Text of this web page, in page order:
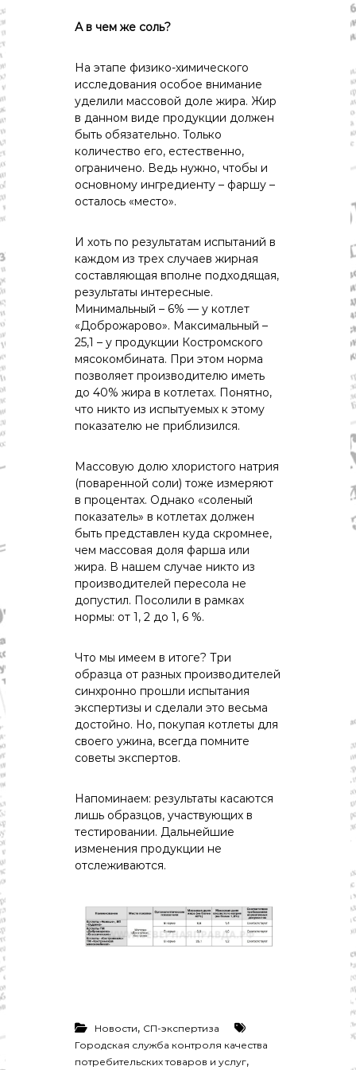
А в чем же соль?
На этапе физико-химического
исследования особое внимание
уделили массовой доле жира. Жир
в данном виде продукции должен
быть обязательно. Только
количество его, естественно,
ограничено. Ведь нужно, чтобы и
основному ингредиенту – фаршу –
осталось «место».
И хоть по результатам испытаний в
каждом из трех случаев жирная
составляющая вполне подходящая,
результаты интересные.
Минимальный – 6% — у котлет
«Доброжарово». Максимальный –
25,1 – у продукции Костромского
мясокомбината. При этом норма
позволяет производителю иметь
до 40% жира в котлетах. Понятно,
что никто из испытуемых к этому
показателю не приблизился.
Массовую долю хлористого натрия
(поваренной соли) тоже измеряют
в процентах. Однако «соленый
показатель» в котлетах должен
быть представлен куда скромнее,
чем массовая доля фарша или
жира. В нашем случае никто из
производителей пересола не
допустил. Посолили в рамках
нормы: от 1, 2 до 1, 6 %.
Что мы имеем в итоге? Три
образца от разных производителей
синхронно прошли испытания
экспертизы и сделали это весьма
достойно. Но, покупая котлеты для
своего ужина, всегда помните
советы экспертов.
Напоминаем: результаты касаются
лишь образцов, участвующих в
тестировании. Дальнейшие
изменения продукции не
отслеживаются.
Новости, СП-экспертиза
Городская служба контроля качества
потребительских товаров и услуг,